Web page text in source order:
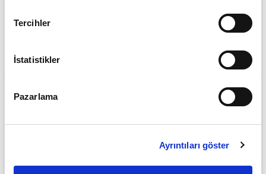
Tercihler
İstatistikler
Pazarlama
Ayrıntıları göster
Sorunsuz ve Garantili Teslimat